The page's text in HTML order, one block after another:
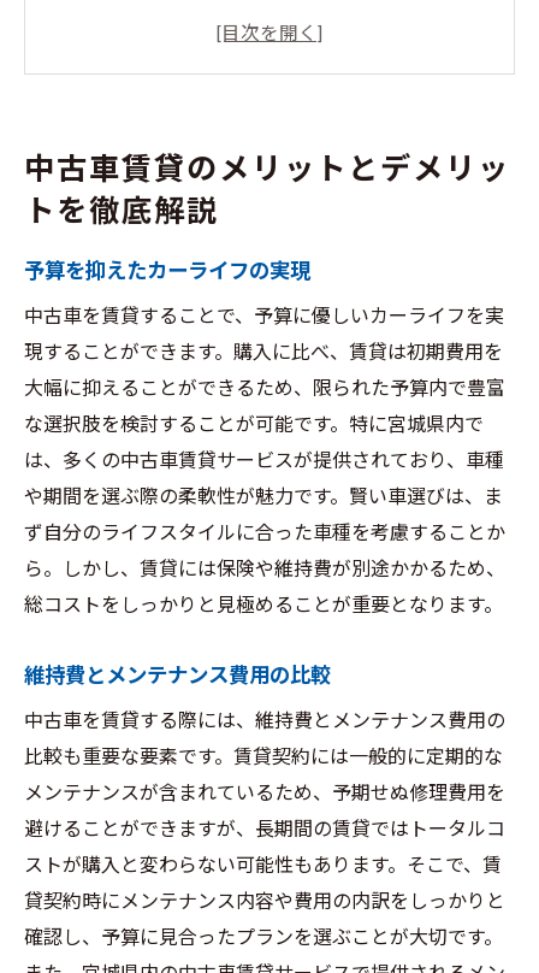
賃貸契約の柔軟性と選択肢の多さ
ライフスタイルに合った中古車選びのポイント
使用目的に応じた車種選択のコツ
家族構成を考慮した賢い選択
試乗で確認すべきポイント
燃費性能でライフスタイルにフィット
中古車保険の選び方
環境に配慮した中古車選び
宮城県内でおすすめの中古車賃貸サービス
口コミで高評価の賃貸業者
賃貸サービスの比較ポイント
地元で選ぶべき中古車賃貸業者
オンラインでのサービス選択のメリット
中古車賃貸による予算管理のコツを学ぶ
月々の支出を見直す方法
賃貸費用と燃料費のバランス
特別費用を抑える賢い方法
予算内での最適な車両選び
中古車賃貸のメリットとデメリッ
トを徹底解説
予算を抑えたカーライフの実現
中古車を賃貸することで、予算に優しいカーライフを実
現することができます。購入に比べ、賃貸は初期費用を
大幅に抑えることができるため、限られた予算内で豊富
な選択肢を検討することが可能です。特に宮城県内で
は、多くの中古車賃貸サービスが提供されており、車種
や期間を選ぶ際の柔軟性が魅力です。賢い車選びは、ま
ず自分のライフスタイルに合った車種を考慮することか
ら。しかし、賃貸には保険や維持費が別途かかるため、
総コストをしっかりと見極めることが重要となります。
維持費とメンテナンス費用の比較
中古車を賃貸する際には、維持費とメンテナンス費用の
比較も重要な要素です。賃貸契約には一般的に定期的な
メンテナンスが含まれているため、予期せぬ修理費用を
避けることができますが、長期間の賃貸ではトータルコ
ストが購入と変わらない可能性もあります。そこで、賃
貸契約時にメンテナンス内容や費用の内訳をしっかりと
確認し、予算に見合ったプランを選ぶことが大切です。